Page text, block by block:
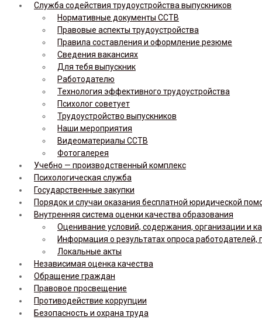
Служба содействия трудоустройства выпускников
Нормативные документы ССТВ
Правовые аспекты трудоустройства
Правила составления и оформление резюме
Сведения вакансиях
Для тебя выпускник
Работодателю
Технология эффективного трудоустройства
Психолог советует
Трудоустройство выпускников
Наши мероприятия
Видеоматериалы ССТВ
Фотогалерея
Учебно — производственный комплекс
Психологическая служба
Государственные закупки
Порядок и случаи оказания бесплатной юридической
Внутренняя система оценки качества образования
Оценивание условий, содержания, организации и
Информация о результатах опроса
Локальные акты
Независимая оценка качества
Обращение граждан
Правовое просвещение
Противодействие коррупции
Безопасность и охрана труда